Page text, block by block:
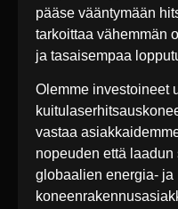
pääse vääntymään
tarkoittaa vähemmän
ja tasaisempaa
Olemme investoineet
vastaa
nopeuden että
globaalien energia- ja